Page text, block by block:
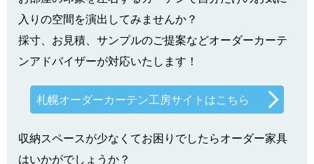
入りの空間を演出してみませんか？
採寸、お見積、サンプルのご提案などオーダーカーテ
ンアドバイザーが対応いたします！
札幌オーダーカーテン工房サイトはこちら
収納スペースが少なくてお困りでしたらオーダー家具
はいかがでしょうか？